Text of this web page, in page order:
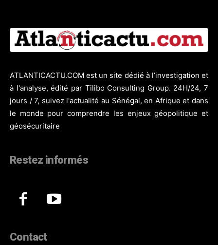
ATLANTICACTU.COM est un site dédié à l’investigation et
à l'analyse, édité par Tilibo Consulting Group. 24H/24, 7
jours / 7, suivez l'actualité au Sénégal, en Afrique et dans
le monde pour comprendre les enjeux géopolitique et
géosécuritaire
Restez informés
Contact